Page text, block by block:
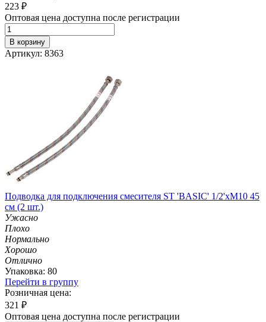
223 ₽
Оптовая цена доступна после регистрации
В корзину
Артикул: 8363
Подводка для подключения смесителя ST 'BASIC' 1/2'хМ10 45
см (2 шт.)
Ужасно
Плохо
Нормально
Хорошо
Отлично
Упаковка: 80
Перейти в группу
Розничная цена:
321 ₽
Оптовая цена доступна после регистрации